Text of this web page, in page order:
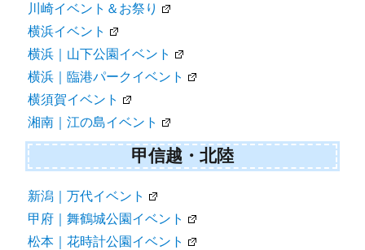
川崎イベント＆お祭り
横浜イベント
横浜｜山下公園イベント
横浜｜臨港パークイベント
横須賀イベント
湘南｜江の島イベント
甲信越・北陸
新潟｜万代イベント
甲府｜舞鶴城公園イベント
松本｜花時計公園イベント